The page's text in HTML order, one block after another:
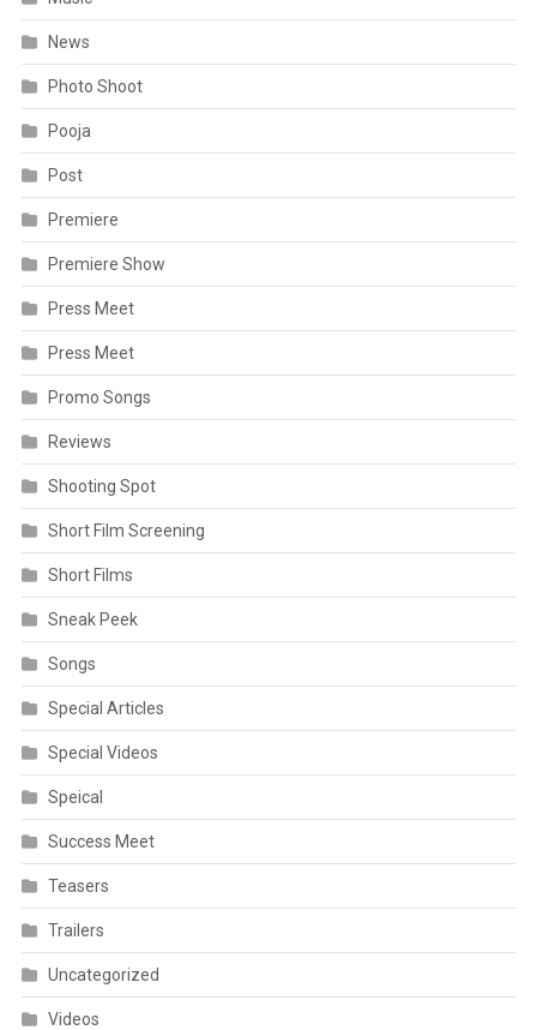
Premiere
Premiere Show
Press Meet
Press Meet
Promo Songs
Reviews
Shooting Spot
Short Film Screening
Short Films
Sneak Peek
Songs
Special Articles
Special Videos
Speical
Success Meet
Teasers
Trailers
Uncategorized
Videos
Web Series